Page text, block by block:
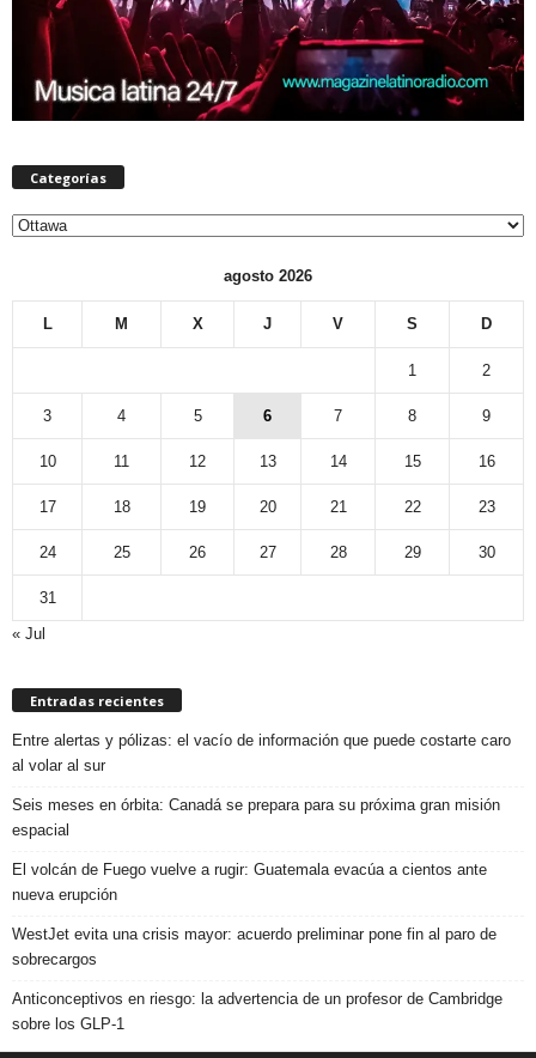
Categorías
Categorías
agosto 2026
L M X J V S D
1 2
3 4 5 6 7 8 9
10 11 12 13 14 15 16
17 18 19 20 21 22 23
24 25 26 27 28 29 30
31
« Jul
Entradas recientes
Entre alertas y pólizas: el vacío de información que puede costarte caro
al volar al sur
Seis meses en órbita: Canadá se prepara para su próxima gran misión
espacial
El volcán de Fuego vuelve a rugir: Guatemala evacúa a cientos ante
nueva erupción
WestJet evita una crisis mayor: acuerdo preliminar pone fin al paro de
sobrecargos
Anticonceptivos en riesgo: la advertencia de un profesor de Cambridge
sobre los GLP-1